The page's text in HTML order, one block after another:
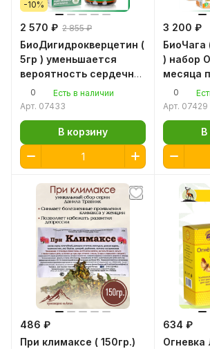
-10%
2 570 ₽ 2 855 ₽
БиоДигидрокверцетин (
5гр ) уменьшается
вероятность сердечно-
сосудистых
заболеваний
0
Есть в наличии
Арт. 07433
В корзину
3 200 ₽
БиоЧага
) набор ОПТИМУМ на 2
месяца
аллергии,
0
Арт. 07429
В
486 ₽
При климаксе ( 150гр.)
634 ₽
Огневка